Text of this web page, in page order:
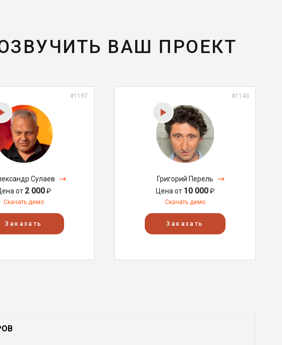
ВАШ ПРОЕКТ
#1197
Сулаев
от 2 000₽
Скачать демо
Заказать
#1143
Григорий Перель
Цена от 10 000₽
Скачать демо
Заказать